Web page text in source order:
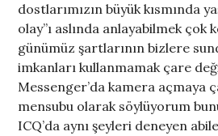
dostlarımızın büyük kısmında
olay”ı aslında anlayabilmek çok
günümüz şartlarının bizlere
imkanları kullanmamak çare
Messenger’da kamera açmaya
mensubu olarak söylüyorum
ICQ’da aynı şeyleri deneyen